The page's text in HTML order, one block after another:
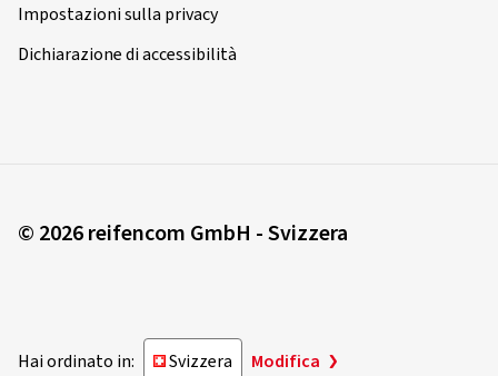
Impostazioni sulla privacy
Dichiarazione di accessibilità
© 2026 reifencom GmbH - Svizzera
Hai ordinato in: Svizzera Modifica